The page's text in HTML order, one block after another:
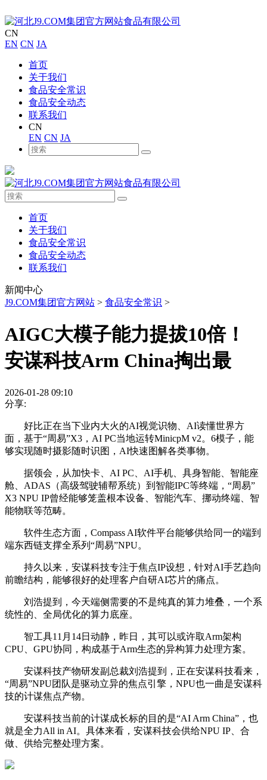
CN
EN CN JA
首页
关于我们
食品安全常识
食品安全动态
联系我们
CN
EN CN JA
首页
关于我们
食品安全常识
食品安全动态
联系我们
新闻中心
J9.COM集团官方网站 > 食品安全常识 >
AIGC大模子能力提拔10倍！
安谋科技Arm China掏出最
2026-01-28 09:10
分享:
好比正在当下业内大火的AI视觉识物、AI读懂世界方
面，基于“周易”X3，AI PC当地运转MinicpM v2。6模子，能
够实现随时摄影随时识图，AI快速图解各类事物。
据领会，从加快卡、AI PC、AI手机、具身智能、智能座
舱、ADAS（高级驾驶辅帮系统）到智能IPC等终端，“周易”
X3 NPU IP曾经能够笼盖根本设备、智能汽车、挪动终端、智
能物联等范畴。
软件生态方面，Compass AI软件平台能够供给同一的端到
端东西链支撑全系列“周易”NPU。
持久以来，安谋科技专注于焦点IP设想，针对AI手艺趋向
前瞻结构，能够很好的处理客户自研AI芯片的痛点。
刘浩提到，今天端侧需要的不是纯真的算力堆叠，一个系
统性的、全局优化的算力底座。
智工具11月14日动静，昨日，其可以或许取Arm架构
CPU、GPU协同，构成基于Arm生态的异构算力处理方案。
安谋科技产物研发副总裁刘浩提到，正在安谋科技看来，
“周易”NPU团队是驱动立异的焦点引擎，NPU也一曲是安谋科
技的计谋焦点产物。
安谋科技当前的计谋成长标的目的是“AI Arm China”，也
就是全力All in AI。具体来看，安谋科技会供给NPU IP、合
做、供给完整处理方案。